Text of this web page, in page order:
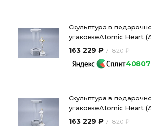
Скульптура в
упаковкеAtomic Heart
Сердце) Близняшка
163 229 ₽171 820 ₽
Скульптура в
упаковкеAtomic Heart
Сердце) (Атомное
163 229 ₽171 820 ₽